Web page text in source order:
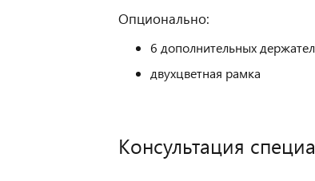
Опционально:
6 дополнительных
двухцветная рамка
Консультация